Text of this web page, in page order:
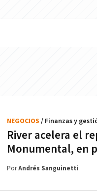
River acelera el
Monumental, en
NEGOCIOS / Finanzas y
PorAndrés Sanguinetti